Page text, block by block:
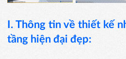
I. Thông tin về thiết kế
tầng hiện đại đẹp: